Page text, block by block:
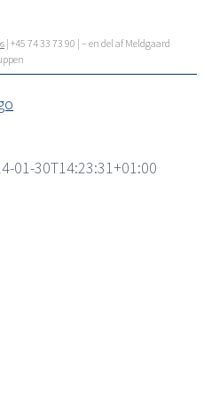
| +45 74 33 73 90 | – en del af Meldgaard
01-30T14:23:31+01:00